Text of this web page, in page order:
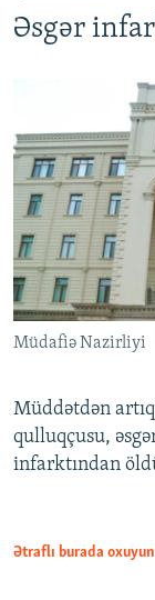
Əsgər
Müdafiə Nazirliyi
Müddətdən
qulluqçusu,
infarktından
Ətraflı burada oxuyun